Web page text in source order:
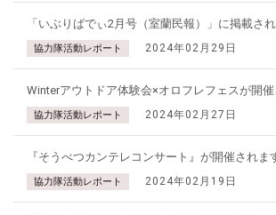
「いぶりばでぃ2月号（室蘭民報）」に掲載さ
協力隊活動レポート 2024年02月29日
Winterアウトドア体験会×オロフレフェスが開
協力隊活動レポート 2024年02月27日
『そうべつカンテレコンサート』が開催されま
協力隊活動レポート 2024年02月19日